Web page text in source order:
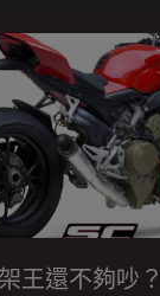
王還不夠吵